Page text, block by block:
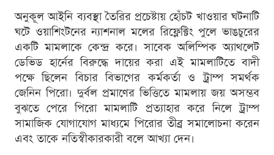
অনুকূল আইনি ব্যবস্থা তৈরির প্রচেষ্টায় হোঁচট খাওয়ার ঘটনাটি
ঘটে ওয়াশিংটনের ন্যাশনাল মলের রিফ্লেক্টিং পুলে ভাঙচুরের
একটি মামলাকে কেন্দ্র করে। সাবেক অলিম্পিক অ্যাথলেট
ডেভিড হার্নের বিরুদ্ধে দায়ের করা এই মামলাটিতে বাদী
পক্ষে ছিলেন বিচার বিভাগের কর্মকর্তা ও ট্রাম্প সমর্থক
জেনিন পিরো। দুর্বল প্রমাণের ভিত্তিতে মামলায় জয় অসম্ভব
বুঝতে পেরে পিরো মামলাটি প্রত্যাহার করে নিলে ট্রাম্প
সামাজিক যোগাযোগ মাধ্যমে পিরোর তীব্র সমালোচনা করেন
এবং তাকে নতিস্বীকারকারী বলে আখ্যা দেন।